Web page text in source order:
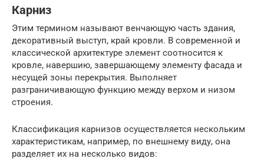
Карниз
Этим термином называют венчающую часть здания,
декоративный выступ, край кровли. В современной и
классической архитектуре элемент соотносится к
кровле, навершию, завершающему элементу фасада и
несущей зоны перекрытия. Выполняет
разграничивающую функцию между верхом и низом
строения.
Классификация карнизов осуществляется нескольким
характеристикам, например, по внешнему виду, она
разделяет их на несколько видов: